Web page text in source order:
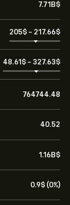
7.71B‎$‎
205‎$‎ - 217.66‎$‎
48.61‎$‎ - 327.63‎$‎
764744.48
40.52
1.16B‎$‎
0.9‎$‎ (0%)